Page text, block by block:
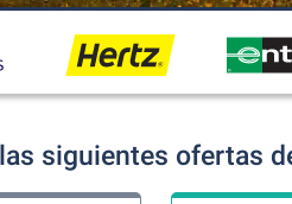
siguientes ofertas